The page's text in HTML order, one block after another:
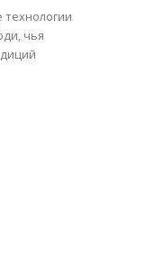
чья